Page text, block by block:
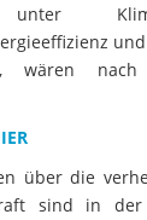
wären
über die
sind in der